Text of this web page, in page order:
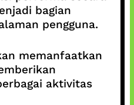
bagian
pengguna.
memanfaatkan
aktivitas